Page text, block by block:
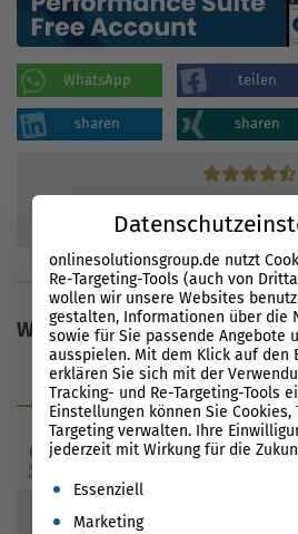
WhatsApp teilen
sharen sharen
90%
Weitere Inhalte
Blog Glossar
onlinesolutionsgroup.de nutzt
Re-Targeting-Tools (auch von
wollen wir unsere Websites
gestalten, Informationen über die
sowie für Sie passende Angebote
ausspielen. Mit dem Klick auf den
erklären Sie sich mit der
Tracking- und Re-Targeting-Tools
Einstellungen können Sie Cookies,
Targeting verwalten. Ihre
jederzeit mit Wirkung für die
Es folgt eine Liste der Service-
Essenziell
Marketing